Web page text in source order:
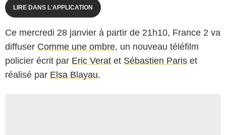
LIRE DANS L'APPLICATION
Ce mercredi 28 janvier à partir de 21h10, France 2 va
diffuser Comme une ombre, un nouveau téléfilm
policier écrit par Eric Verat et Sébastien Paris et
réalisé par Elsa Blayau.